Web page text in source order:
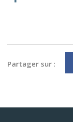
Partager sur :